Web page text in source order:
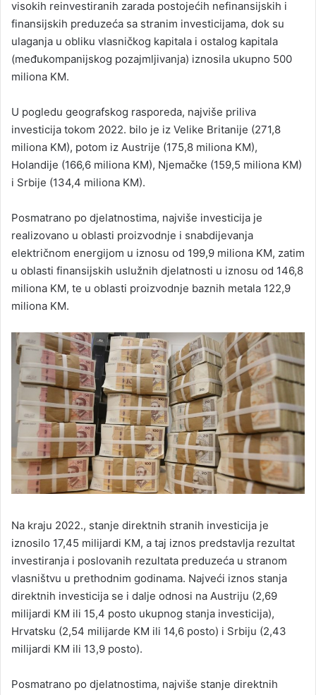
visokih reinvestiranih zarada postojećih nefinansijskih i
finansijskih preduzeća sa stranim investicijama, dok su
ulaganja u obliku vlasničkog kapitala i ostalog kapitala
(međukompanijskog pozajmljivanja) iznosila ukupno 500
miliona KM.
U pogledu geografskog rasporeda, najviše priliva
investicija tokom 2022. bilo je iz Velike Britanije (271,8
miliona KM), potom iz Austrije (175,8 miliona KM),
Holandije (166,6 miliona KM), Njemačke (159,5 miliona KM)
i Srbije (134,4 miliona KM).
Posmatrano po djelatnostima, najviše investicija je
realizovano u oblasti proizvodnje i snabdijevanja
električnom energijom u iznosu od 199,9 miliona KM, zatim
u oblasti finansijskih uslužnih djelatnosti u iznosu od 146,8
miliona KM, te u oblasti proizvodnje baznih metala 122,9
miliona KM.
Na kraju 2022., stanje direktnih stranih investicija je
iznosilo 17,45 milijardi KM, a taj iznos predstavlja rezultat
investiranja i poslovanih rezultata preduzeća u stranom
vlasništvu u prethodnim godinama. Najveći iznos stanja
direktnih investicija se i dalje odnosi na Austriju (2,69
milijardi KM ili 15,4 posto ukupnog stanja investicija),
Hrvatsku (2,54 milijarde KM ili 14,6 posto) i Srbiju (2,43
milijardi KM ili 13,9 posto).
Posmatrano po djelatnostima, najviše stanje direktnih